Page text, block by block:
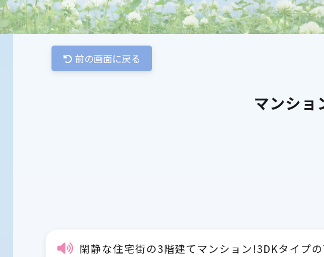
前の画面に戻る
マンショ
閑静な住宅街の3階建てマンション!3DKタイプ